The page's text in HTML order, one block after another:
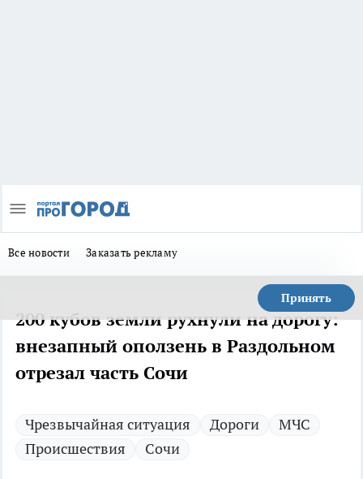
Все новости Заказать рекламу
Принять
200 кубов земли рухнули на дорогу:
внезапный оползень в Раздольном
отрезал часть Сочи
Чрезвычайная ситуация Дороги
МЧС
Происшествия
Сочи